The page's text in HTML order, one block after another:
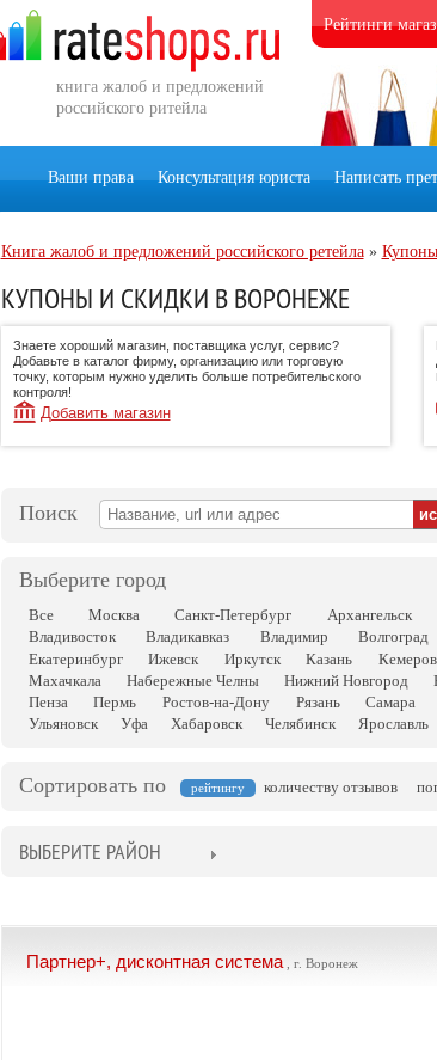
книга жалоб и предложений
российского ритейла
Рейтинги
Ваши права Консультация юриста Написать
Книга жалоб и предложений российского ретейла»
КУПОНЫ И СКИДКИ В ВОРОНЕЖЕ
Знаете хороший магазин, поставщика услуг, сервис?
Добавьте в каталог фирму, организацию или торговую
точку, которым нужно уделить больше потребительского
контроля!
Добавить магазин
Поиск
Выберите город
Все Москва Санкт-Петербург Архангельск
Владивосток
Владикавказ Владимир Волгоград
Екатеринбург
Ижевск Иркутск Казань
Махачкала
Набережные Челны Нижний Новгород
Пенза
Пермь Ростов-на-Дону Рязань Самара
Ульяновск
Уфа Хабаровск Челябинск Ярославль
Сортировать по рейтингу количеству отзывов
ВЫБЕРИТЕ РАЙОН
Партнер+, дисконтная система, г. Воронеж